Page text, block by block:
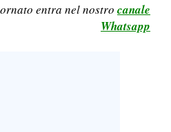
entra nel nostro canale
Whatsapp